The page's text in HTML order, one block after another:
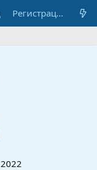
Регистрация